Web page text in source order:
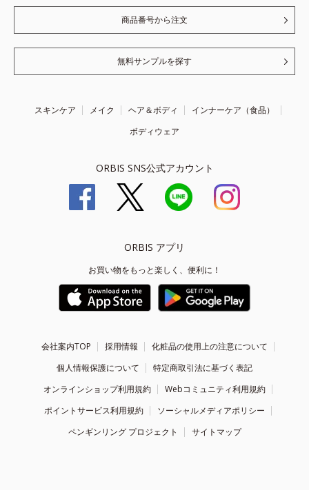
商品番号から注文
無料サンプルを探す
スキンケア メイク ヘア＆ボディ
インナーケア（食品）
ボディウェア
ORBIS SNS公式アカウント
ORBIS アプリ
お買い物をもっと楽しく、便利に！
会社案内TOP 採用情報
化粧品の使用上の注意について
個人情報保護について
特定商取引法に基づく表記
オンラインショップ利用規約
Webコミュニティ利用規約
ポイントサービス利用規約
ソーシャルメディアポリシー
ペンギンリング プロジェクト
サイトマップ